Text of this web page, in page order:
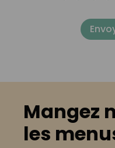
Mangez
les